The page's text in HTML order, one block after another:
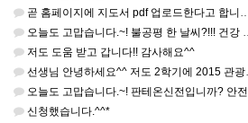
곧 홈페이지에 지도서 pdf 업로드한다고 합니다. 이번 주나 다음 주에 e-book 기반 전자저작물도 업로드…
오늘도 고맙습니다.~! 불공평 한 날씨?!!! 건강 최고 입니다. ^^
저도 도움 받고 갑니다!! 감사해요^^
선생님 안녕하세요^^ 저도 2학기에 2015 관광일본어를 평가계획을 세우려고 하는데. ..아무리 찾아도 없어…
오늘도 고맙습니다.~! 판테온신전입니까? 안전 제일!! ㅎㅎ 감사해요. ^^
신청했습니다.^^*